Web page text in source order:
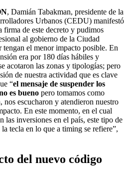
, Damián Tabakman, presidente de la
Urbanos (CEDU) manifestó
firma de este decreto y pudimos
al gobierno de la Ciudad
tengan el menor impacto posible. En
era por 180 días hábiles y
acotaron las zonas y tipologías; pero
de nuestra actividad que es clave
“el mensaje de suspender los
es bueno pero tomamos como
escucharon y atendieron nuestro
En este momento, en el cual
las inversiones en el país, este tipo de
tecla en lo que a timing se refiere”,
del nuevo código